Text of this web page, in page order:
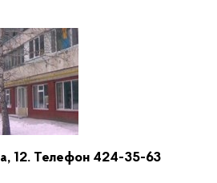
12. Телефон 424-35-63